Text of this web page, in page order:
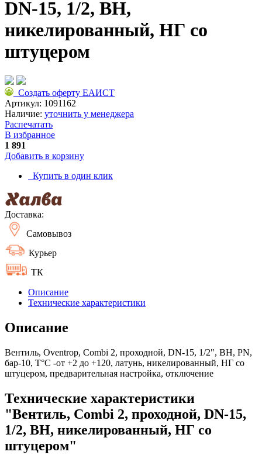
DN-15, 1/2, ВН,
никелированный, НГ со
штуцером
Создать оферту ЕАИСТ
Артикул: 1091162
Наличие: уточнить у менеджера
Распечатать
В избранное
1 891
Добавить в корзину
Купить в один клик
Доставка:
Самовывоз
Курьер
ТК
Описание
Технические характеристики
Описание
Вентиль, Oventrop, Combi 2, проходной, DN-15, 1/2", ВН, PN,
бар-10, T°C -от +2 до +120, латунь, никелированный, НГ со
штуцером, предварительная настройка, отключение
Технические характеристики
"Вентиль, Combi 2, проходной, DN-15,
1/2, ВН, никелированный, НГ со
штуцером"